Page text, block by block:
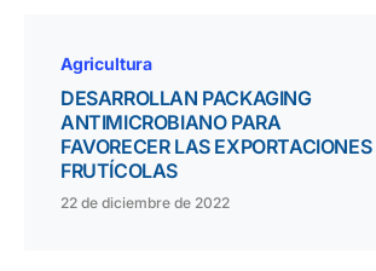
Agricultura
DESARROLLAN PACKAGING
ANTIMICROBIANO PARA
FAVORECER LAS EXPORTACIONES
FRUTÍCOLAS
22 de diciembre de 2022